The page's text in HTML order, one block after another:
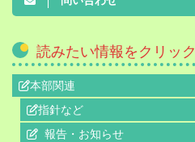
読みたい情報をクリック
本部関連
指針など
報告・お知らせ